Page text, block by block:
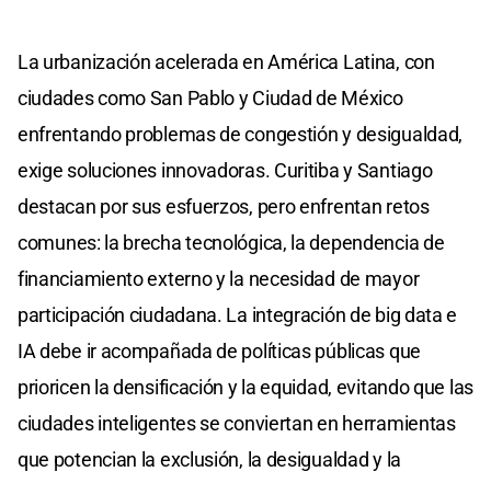
La urbanización acelerada en América Latina, con
ciudades como San Pablo y Ciudad de México
enfrentando problemas de congestión y desigualdad,
exige soluciones innovadoras. Curitiba y Santiago
destacan por sus esfuerzos, pero enfrentan retos
comunes: la brecha tecnológica, la dependencia de
financiamiento externo y la necesidad de mayor
participación ciudadana. La integración de big data e
IA debe ir acompañada de políticas públicas que
prioricen la densificación y la equidad, evitando que las
ciudades inteligentes se conviertan en herramientas
que potencian la exclusión, la desigualdad y la